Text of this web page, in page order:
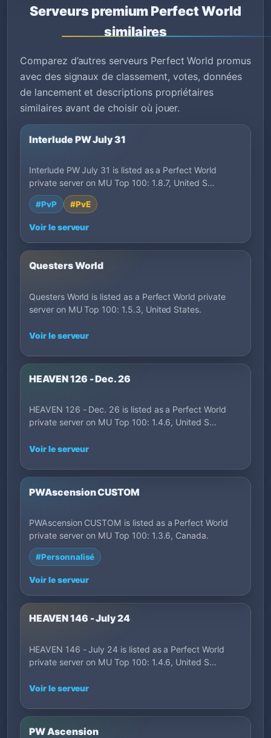
Serveurs premium Perfect World
similaires
Comparez d’autres serveurs Perfect World promus
avec des signaux de classement, votes, données
de lancement et descriptions propriétaires
similaires avant de choisir où jouer.
Interlude PW July 31
Interlude PW July 31 is listed as a Perfect World
private server on MU Top 100: 1.8.7, United S…
#PvP #PvE
Voir le serveur
Questers World
Questers World is listed as a Perfect World private
server on MU Top 100: 1.5.3, United States.
Voir le serveur
HEAVEN 126 - Dec. 26
HEAVEN 126 - Dec. 26 is listed as a Perfect World
private server on MU Top 100: 1.4.6, United S…
Voir le serveur
PWAscension CUSTOM
PWAscension CUSTOM is listed as a Perfect World
private server on MU Top 100: 1.3.6, Canada.
#Personnalisé
Voir le serveur
HEAVEN 146 - July 24
HEAVEN 146 - July 24 is listed as a Perfect World
private server on MU Top 100: 1.4.6, United S…
Voir le serveur
PW Ascension